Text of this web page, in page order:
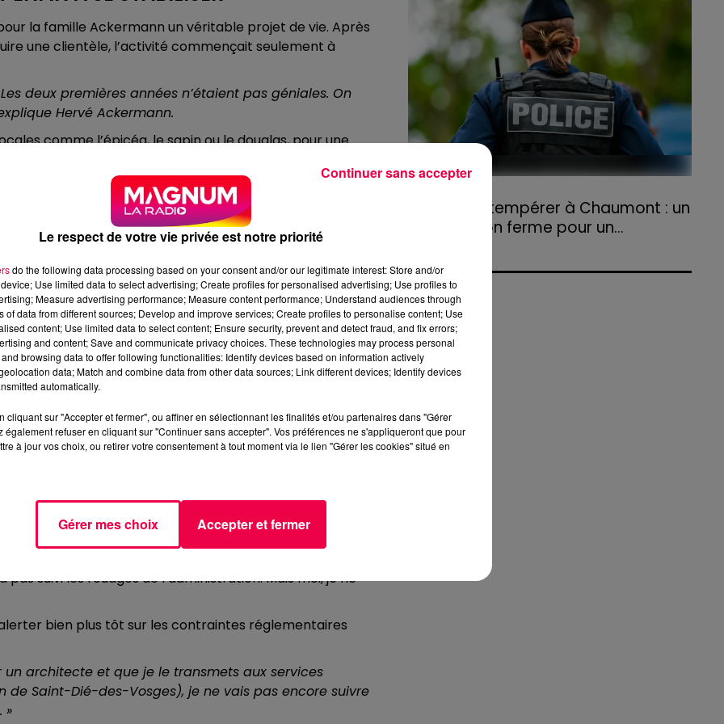
la famille Ackermann un véritable projet de vie. Après
une clientèle, l’activité commençait seulement à
deux premières années n’étaient pas géniales. On
Hervé Ackermann.
comme l’épicéa, le sapin ou le douglas, pour une
Mais aujourd’hui, la jeune société doit faire face à des
que la banque nous suive encore à 150 000 euros
PAR LE VOISINAGE
des riverains. À la suite de cette démarche, une
contacté par Hervé Ackermann. Il conclut
« On ne doit pas dépasser 6 décibels à émergence
sonore, il s’avère qu’on est à 12 », détaille Hervé
calme du secteur où se trouve l’exploitation, en
c’est un bruit quasiment nul que l'on entend »,
des manquements concernant la sécurité incendie.
une réserve incendie devrait être mise en place.
PERMIS DE CONSTRUIRE »
à un problème administratif. Le gérant assure avoir
l’appui d’un architecte. « Suite à la plainte du
suivi les rouages de l’administration. Mais moi, je ne
bien plus tôt sur les contraintes réglementaires
architecte et que je le transmets aux services
Saint-Dié-des-Vosges), je ne vais pas encore suivre
»
agriculteurs volontaires pour venir en aide...
Refus d'obtempérer à Chaumont : un
an de prison ferme pour un...
l'annulation de son permis et la confiscation
de son véhicule.
Le respect de votre vie privée est notre priorité
do the following data processing based on your consent and/or our legitimate interest: Store and/or
Use limited data to select advertising; Create profiles for personalised advertising; Use profiles to
Measure advertising performance; Measure content performance; Understand audiences through
of data from different sources; Develop and improve services; Create profiles to personalise content; Use
content; Use limited data to select content; Ensure security, prevent and detect fraud, and fix errors;
and content; Save and communicate privacy choices. These technologies may process personal
browsing data to offer following functionalities: Identify devices based on information actively
data; Match and combine data from other data sources; Link different devices; Identify devices
automatically.
cliquant sur "Accepter et fermer", ou affiner en sélectionnant les finalités et/ou partenaires dans "Gérer
également refuser en cliquant sur "Continuer sans accepter". Vos préférences ne s'appliqueront que pour
à jour vos choix, ou retirer votre consentement à tout moment via le lien "Gérer les cookies" situé en
Gérer mes choix Accepter et fermer
Continuer sans accepter